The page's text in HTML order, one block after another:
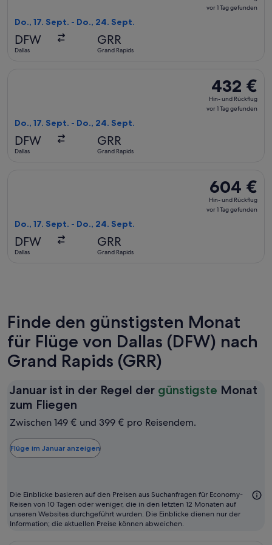
und
vor 1 Tag gefunden
Do., 17. Sept. - Do., 24. Sept.
DFW
Dallas
GRR
Grand Rapids
432 €
Hin-
und
432 €
Hin- und Rückflug
vor 1 Tag gefunden
Do., 17. Sept. - Do., 24. Sept.
DFW
Dallas
GRR
Grand Rapids
604 €
Hin-
und
604 €
Hin- und Rückflug
vor 1 Tag gefunden
Do., 17. Sept. - Do., 24. Sept.
DFW
Dallas
GRR
Grand Rapids
Finde den günstigsten Monat
für Flüge von Dallas (DFW) nach
Grand Rapids (GRR)
Januar ist in der Regel der günstigste Monat
zum Fliegen
ist
der
Regel
günstigste
Monat
zum
Zwischen 149 € und 399 € pro Reisendem.
Flüge im Januar anzeigen
Die Einblicke basieren auf den Preisen aus Suchanfragen für Economy-
Reisen von 10 Tagen oder weniger, die in den letzten 12 Monaten auf
unseren Websites durchgeführt wurden. Die Einblicke dienen nur der
Information; die aktuellen Preise können abweichen.